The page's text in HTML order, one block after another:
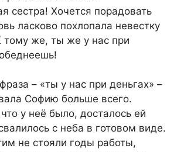
сестра! Хочется порадовать
ласково похлопала невестку
тому же, ты же у нас при
– «ты у нас при деньгах» –
Софию больше всего.
у неё было, досталось ей
с неба в готовом виде.
не стояли годы работы,